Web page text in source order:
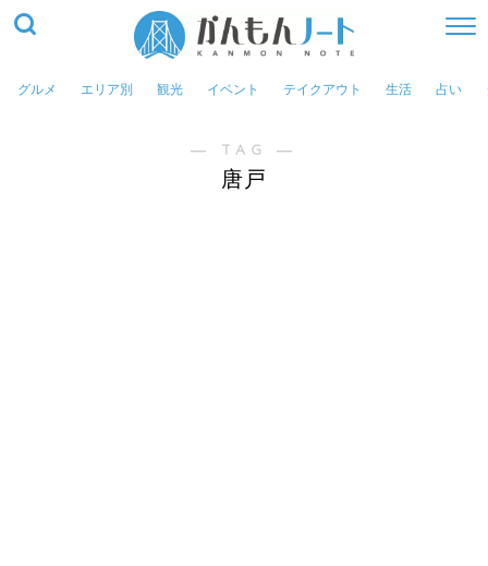
グルメ エリア別 観光 イベント テイクアウト 生活 占い
― TAG ―
唐戸